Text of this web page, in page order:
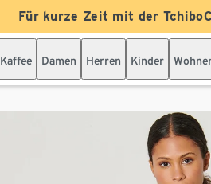
Für kurze Zeit mit der
Kaffee Damen Herren Kinder